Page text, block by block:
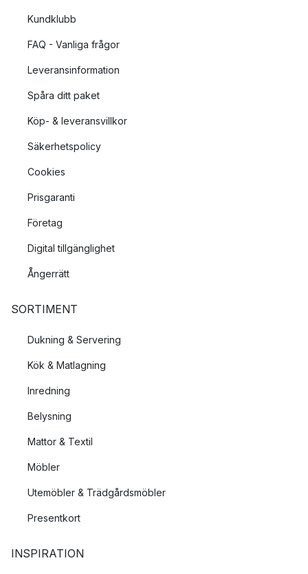
Kundklubb
FAQ - Vanliga frågor
Leveransinformation
Spåra ditt paket
Köp- & leveransvillkor
Säkerhetspolicy
Cookies
Prisgaranti
Företag
Digital tillgänglighet
Ångerrätt
SORTIMENT
Dukning & Servering
Kök & Matlagning
Inredning
Belysning
Mattor & Textil
Möbler
Utemöbler & Trädgårdsmöbler
Presentkort
INSPIRATION